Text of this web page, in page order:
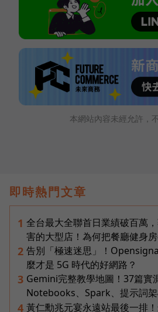
本網站內容未經允許，
即時熱門文章
1 全台最大全聯首日業績破百萬
害的大型店！為何把餐廳健身
2 告別「極速迷思」！
麼才是 5G 時代的好網路？
3 Gemini完整教學地圖！37篇實
Notebooks、Spark、提示詞
4 黃仁勳兆元宴永遠站最後一排